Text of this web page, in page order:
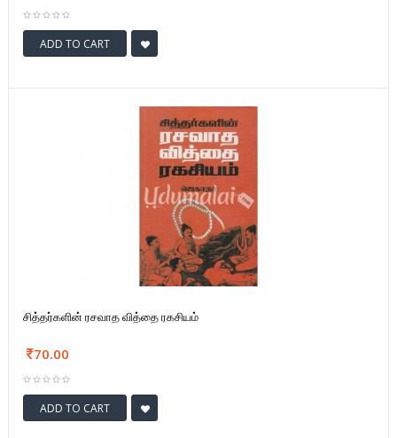
ADD TO CART
சித்தர்களின் ரசவாத வித்தை ரகசியம்
70.00
ADD TO CART